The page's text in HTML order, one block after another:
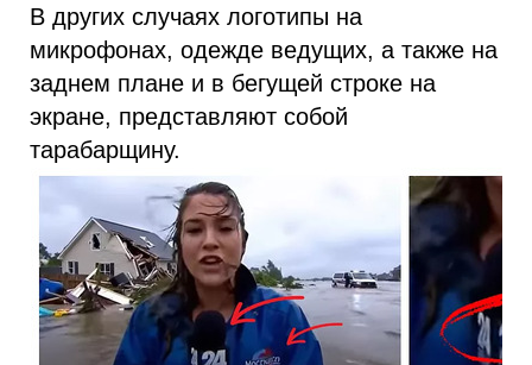
В других случаях логотипы на
микрофонах, одежде ведущих, а также на
заднем плане и в бегущей строке на
экране, представляют собой
тарабарщину.